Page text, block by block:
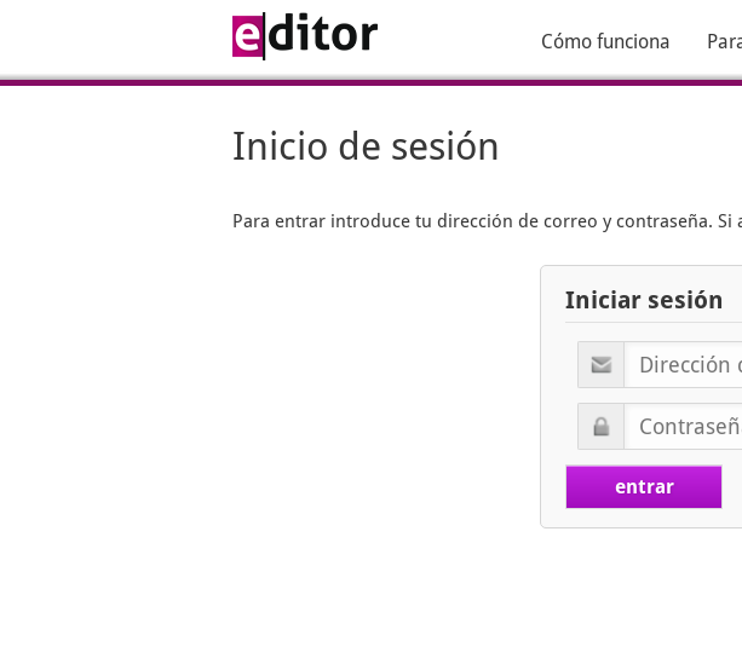
Cómo funciona
Inicio de sesión
Para entrar introduce tu dirección de correo y contraseña.
Iniciar sesión